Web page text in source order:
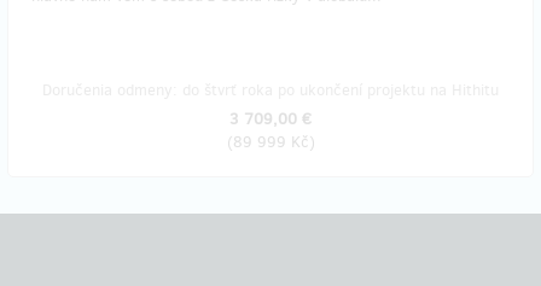
3 709,00 €
(89 999 Kč)